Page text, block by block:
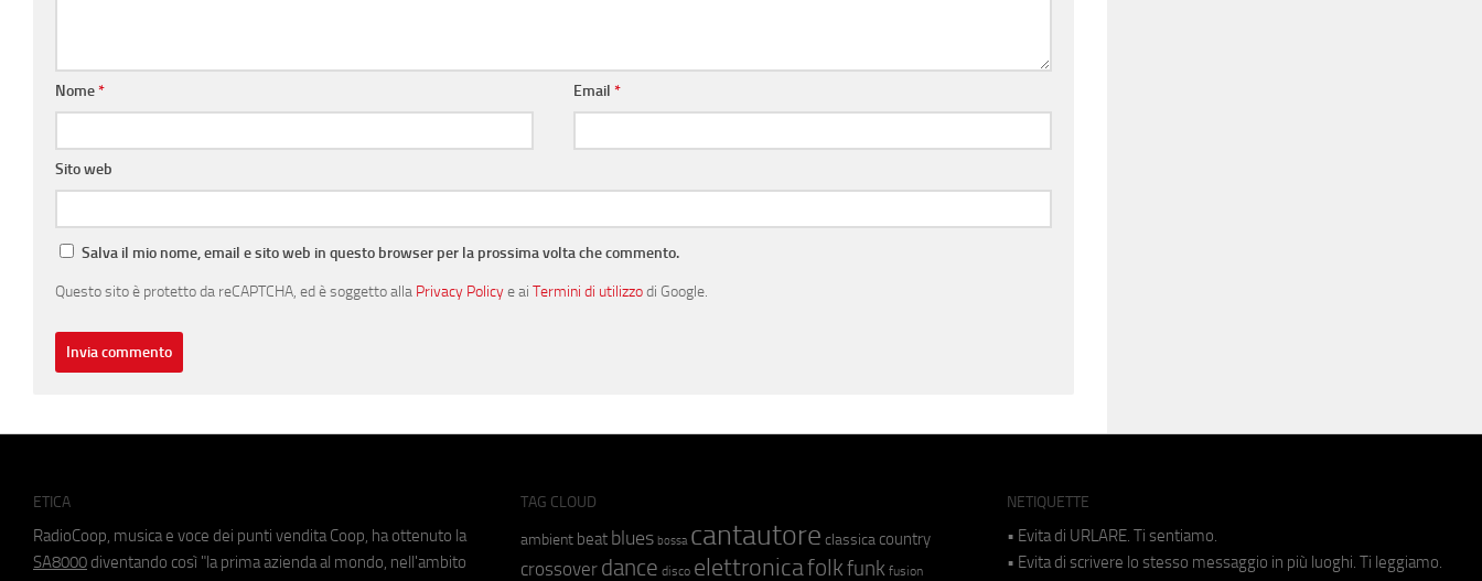
Nome* Email*
Sito web
Salva il mio nome, email e sito web in questo browser per la prossima volta che commento.
Questo sito è protetto da reCAPTCHA, ed è soggetto alla Privacy Policye ai Termini di utilizzodi Google.
ETICA
RadioCoop, musica e voce dei punti vendita Coop, ha ottenuto la
SA8000 diventando così "la prima azienda al mondo, nell'ambito
TAG CLOUD
ambient beat blues bossa cantautore classica country
crossover dance disco elettronicafolkfunk fusion
NETIQUETTE
• Evita di URLARE. Ti sentiamo.
• Evita di scrivere lo stesso messaggio in più luoghi. Ti leggiamo.